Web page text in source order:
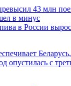
в России
опустилась с